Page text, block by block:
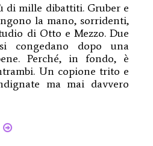
di mille dibattiti. Gruber e
la mano, sorridenti,
di Otto e Mezzo. Due
congedano dopo una
Perché, in fondo, è
Un copione trito e
ma mai davvero